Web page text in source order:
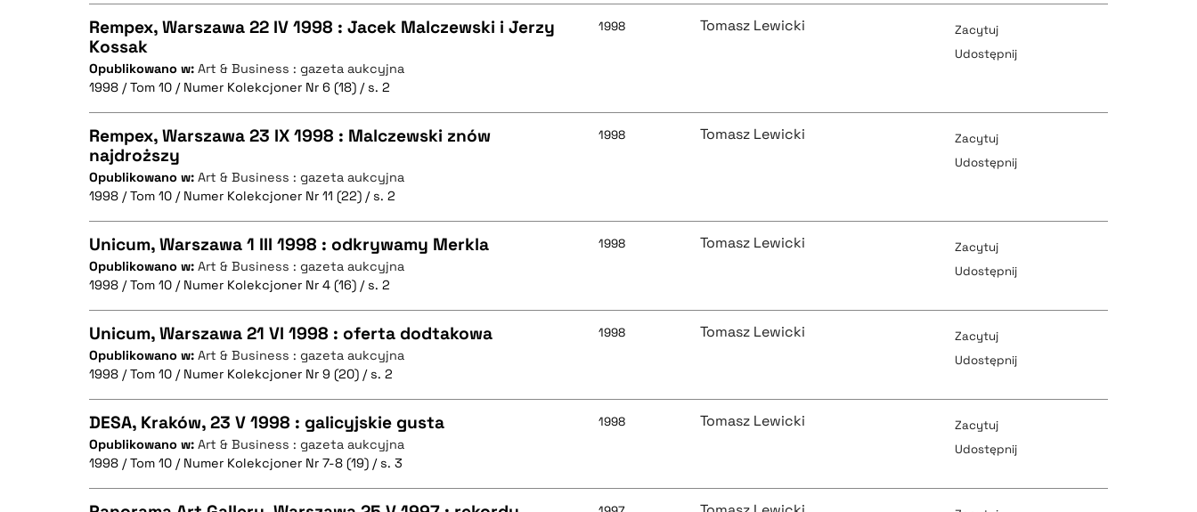
pobierz cytat
pobierz cytat
BIBTEX
pobierz cytat
CZYSTY TEKST
pobierz cytat
BIBTEX
Rempex, Warszawa 22 IV 1998 : Jacek Malczewski i Jerzy
Kossak
Opublikowano w: Art & Business : gazeta aukcyjna
1998 / Tom 10 / Numer Kolekcjoner Nr 6 (18) / s. 2
1998 Tomasz Lewicki
Zacytuj
Udostępnij
CZYSTY TEKST
pobierz cytat
BIBTEX
pobierz cytat
Rempex, Warszawa 23 IX 1998 : Malczewski znów
najdroższy
Opublikowano w: Art & Business : gazeta aukcyjna
1998 / Tom 10 / Numer Kolekcjoner Nr 11 (22) / s. 2
1998 Tomasz Lewicki
Zacytuj
Udostępnij
CZYSTY TEKST
pobierz cytat
BIBTEX
pobierz cytat
Unicum, Warszawa 1 III 1998 : odkrywamy Merkla
Opublikowano w: Art & Business : gazeta aukcyjna
1998 / Tom 10 / Numer Kolekcjoner Nr 4 (16) / s. 2
1998 Tomasz Lewicki
Zacytuj
Udostępnij
CZYSTY TEKST
pobierz cytat
BIBTEX
Unicum, Warszawa 21 VI 1998 : oferta dodtakowa
Opublikowano w: Art & Business : gazeta aukcyjna
1998 / Tom 10 / Numer Kolekcjoner Nr 9 (20) / s. 2
1998 Tomasz Lewicki
Zacytuj
Udostępnij
CZYSTY TEKST
pobierz cytat
DESA, Kraków, 23 V 1998 : galicyjskie gusta
Opublikowano w: Art & Business : gazeta aukcyjna
1998 / Tom 10 / Numer Kolekcjoner Nr 7-8 (19) / s. 3
1998 Tomasz Lewicki
Zacytuj
Udostępnij